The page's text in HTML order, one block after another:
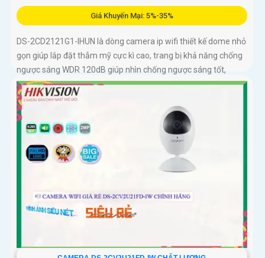
Giá Khuyến Mại: 5%-35%
DS-2CD2121G1-IHUN là dòng camera ip wifi thiết kế dome nhỏ
gọn giúp lắp đặt thẫm mỹ cực kì cao, trang bị khả năng chống
ngược sáng WDR 120dB giúp nhìn chống ngược sáng tốt,
trang bị tính năng thông minh hàng rào ảo, xâm nhập vùng
cấm, nhìn ban đêm bằng hồng ngoại 30m